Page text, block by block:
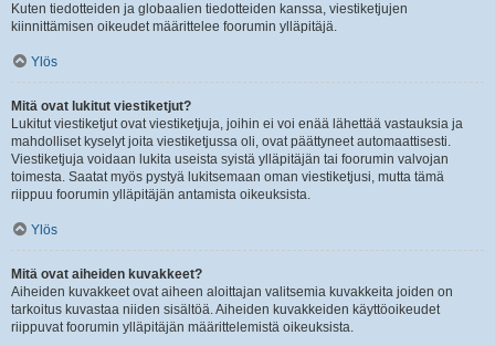
Kuten tiedotteiden ja globaalien tiedotteiden kanssa, viestiketjujen
kiinnittämisen oikeudet määrittelee foorumin ylläpitäjä.
Ylös
Mitä ovat lukitut viestiketjut?
Lukitut viestiketjut ovat viestiketjuja, joihin ei voi enää lähettää vastauksia ja
mahdolliset kyselyt joita viestiketjussa oli, ovat päättyneet automaattisesti.
Viestiketjuja voidaan lukita useista syistä ylläpitäjän tai foorumin valvojan
toimesta. Saatat myös pystyä lukitsemaan oman viestiketjusi, mutta tämä
riippuu foorumin ylläpitäjän antamista oikeuksista.
Ylös
Mitä ovat aiheiden kuvakkeet?
Aiheiden kuvakkeet ovat aiheen aloittajan valitsemia kuvakkeita joiden on
tarkoitus kuvastaa niiden sisältöä. Aiheiden kuvakkeiden käyttöoikeudet
riippuvat foorumin ylläpitäjän määrittelemistä oikeuksista.